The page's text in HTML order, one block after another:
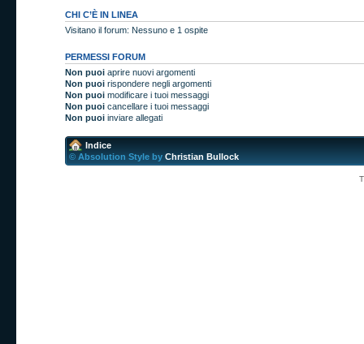
CHI C’È IN LINEA
Visitano il forum: Nessuno e 1 ospite
PERMESSI FORUM
Non puoi aprire nuovi argomenti
Non puoi rispondere negli argomenti
Non puoi modificare i tuoi messaggi
Non puoi cancellare i tuoi messaggi
Non puoi inviare allegati
Indice
© Absolution Style by Christian Bullock